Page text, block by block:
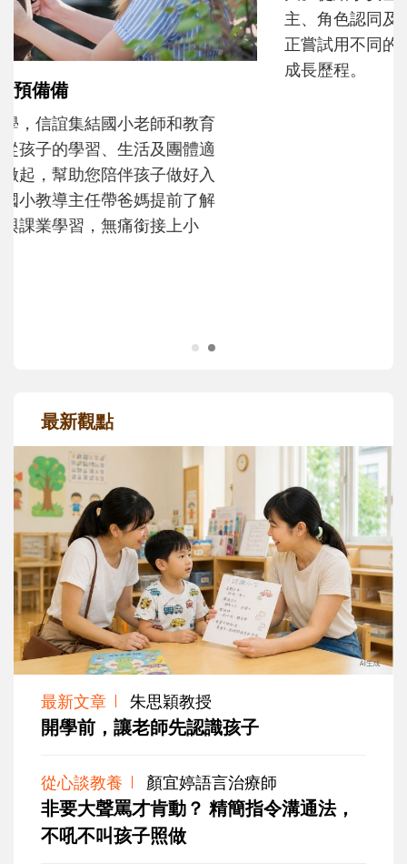
主、角色認同及解決問題的能力養成。爸爸
正嘗試用不同的模樣，參與孩子每個重要的
最新觀點
最新文章 朱思穎教授
開學前，讓老師先認識孩子
從心談教養 顏宜婷語言治療師
非要大聲罵才肯動？ 精簡指令溝通法，
不吼不叫孩子照做